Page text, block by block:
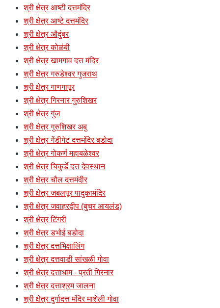
श्री क्षेत्र आष्टी दत्तमंदिर
श्री क्षेत्र आष्टे दत्तमंदिर
श्री क्षेत्र औदुंबर
श्री क्षेत्र कोळंबी
श्री क्षेत्र खामगाव दत्त मंदिर
श्री क्षेत्र गरुडेश्वर गुजराथ
श्री क्षेत्र गाणगापूर
श्री क्षेत्र गिरनार गुरुशिखर
श्री क्षेत्र गुंज
श्री क्षेत्र गुरुशिखर अबु
श्री क्षेत्र गेंडीगेट दत्तमंदिर बडोदा
श्री क्षेत्र गोकर्ण महाबळेश्वर
श्री क्षेत्र चिकुर्डे दत्त देवस्थान
श्री क्षेत्र चौल दत्तमंदीर
श्री क्षेत्र जबलपूर पादुकामंदिर
श्री क्षेत्र जवाहरद्वीप (बुचर आयलंड)
श्री क्षेत्र टिंगरी
श्री क्षेत्र डभोई बडोदा
श्री क्षेत्र दत्तभिक्षालिंग
श्री क्षेत्र दत्तवाडी सांखळी गोवा
श्री क्षेत्र दत्ताधाम - प्रती गिरनार
श्री क्षेत्र दत्ताश्रम जालना
श्री क्षेत्र दुर्गादत्त मंदिर माशेली गोवा